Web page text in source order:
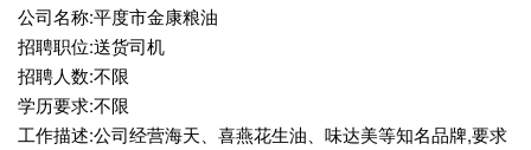
公司名称:平度市金康粮油
招聘职位:送货司机
招聘人数:不限
学历要求:不限
工作描述:公司经营海天、喜燕花生油、味达美等知名品牌,要求